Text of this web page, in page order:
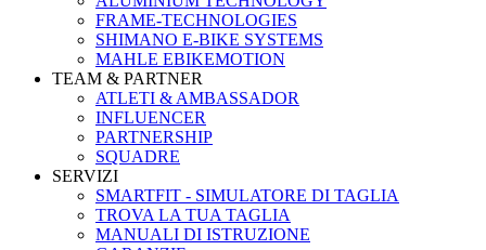
FRAME-TECHNOLOGIES
SHIMANO E-BIKE SYSTEMS
MAHLE EBIKEMOTION
TEAM & PARTNER
ATLETI & AMBASSADOR
INFLUENCER
PARTNERSHIP
SQUADRE
SERVIZI
SMARTFIT - SIMULATORE DI TAGLIA
TROVA LA TUA TAGLIA
MANUALI DI ISTRUZIONE